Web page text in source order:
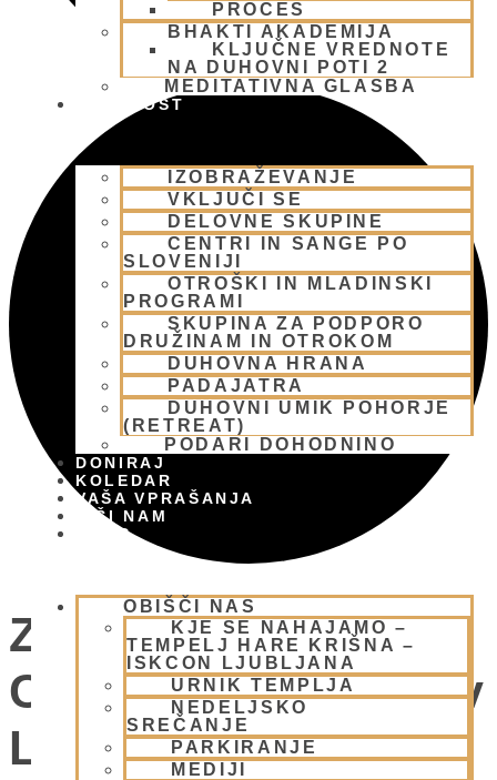
PROCES
BHAKTI AKADEMIJA
KLJUČNE VREDNOTE
NA DUHOVNI POTI 2
MEDITATIVNA GLASBA
SKUPNOST
IZOBRAŽEVANJE
VKLJUČI SE
DELOVNE SKUPINE
CENTRI IN SANGE PO
SLOVENIJI
OTROŠKI IN MLADINSKI
PROGRAMI
SKUPINA ZA PODPORO
DRUŽINAM IN OTROKOM
DUHOVNA HRANA
PADAJATRA
DUHOVNI UMIK POHORJE
(RETREAT)
PODARI DOHODNINO
DONIRAJ
KOLEDAR
VAŠA VPRAŠANJA
PIŠI NAM
BLOG
OBIŠČI NAS
KJE SE NAHAJAMO –
TEMPELJ HARE KRIŠNA –
ISKCON LJUBLJANA
URNIK TEMPLJA
NEDELJSKO
SREČANJE
PARKIRANJE
MEDIJI
Zgornja učilnica v
Centru Hare Krišna v
Ljubljani